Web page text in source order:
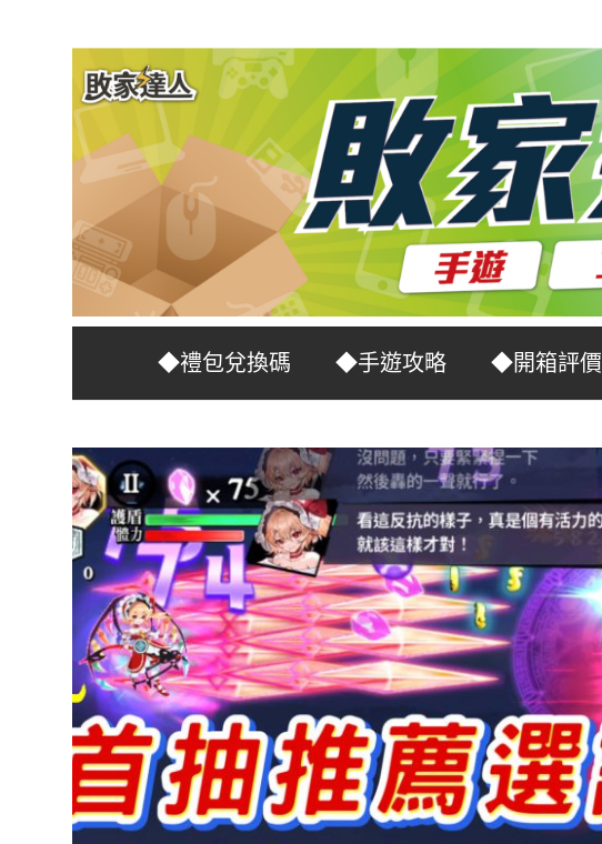
家
達
人
推
薦
No.1
戲
科
技
自
媒
體。
◆禮包兌換碼 ◆手遊攻略 ◆開箱評價